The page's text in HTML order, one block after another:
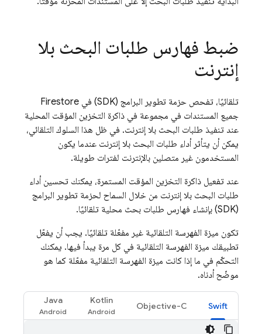
ضبط فهارس طلبات البحث بلا
إنترنت
تلقائيًا، تفحص حزمة تطوير البرامج (SDK) في Firestore
جميع المستندات في مجموعة في ذاكرة التخزين المؤقت المحلية
عند تنفيذ طلبات البحث بلا إنترنت. في ظل هذا السلوك التلقائي،
يمكن أن يتأثر أداء طلبات البحث بلا إنترنت عندما يكون
المستخدمون غير متصلين بالإنترنت لفترات طويلة.
عند تفعيل ذاكرة التخزين المؤقت المستمرة، يمكنك تحسين أداء
طلبات البحث بلا إنترنت من خلال السماح لحزمة تطوير البرامج
(SDK) بإنشاء فهارس طلبات بحث محلية تلقائيًا.
تكون ميزة الفهرسة التلقائية غير مفعّلة تلقائيًا. يجب أن يفعّل
تطبيقك ميزة الفهرسة التلقائية في كل مرة يبدأ فيها. يمكنك
التحكّم في ما إذا كانت ميزة الفهرسة التلقائية مفعّلة كما هو
موضّح أدناه.
Swift
Objective-C
Kotlin
Java